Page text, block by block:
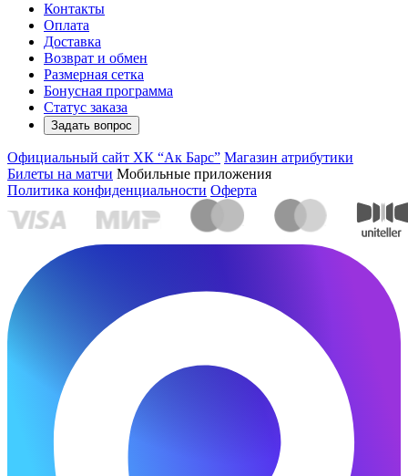
Контакты
Оплата
Доставка
Возврат и обмен
Размерная сетка
Бонусная программа
Статус заказа
Задать вопрос
Официальный сайт ХК “Ак Барс” Магазин атрибутики
Билеты на матчи Мобильные приложения
Политика конфиденциальности Оферта